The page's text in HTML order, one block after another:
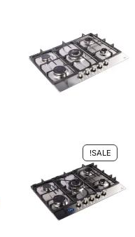
SALE!